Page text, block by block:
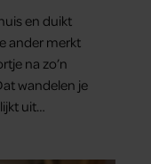
en duikt
ander merkt
na zo’n
wandelen je
uit